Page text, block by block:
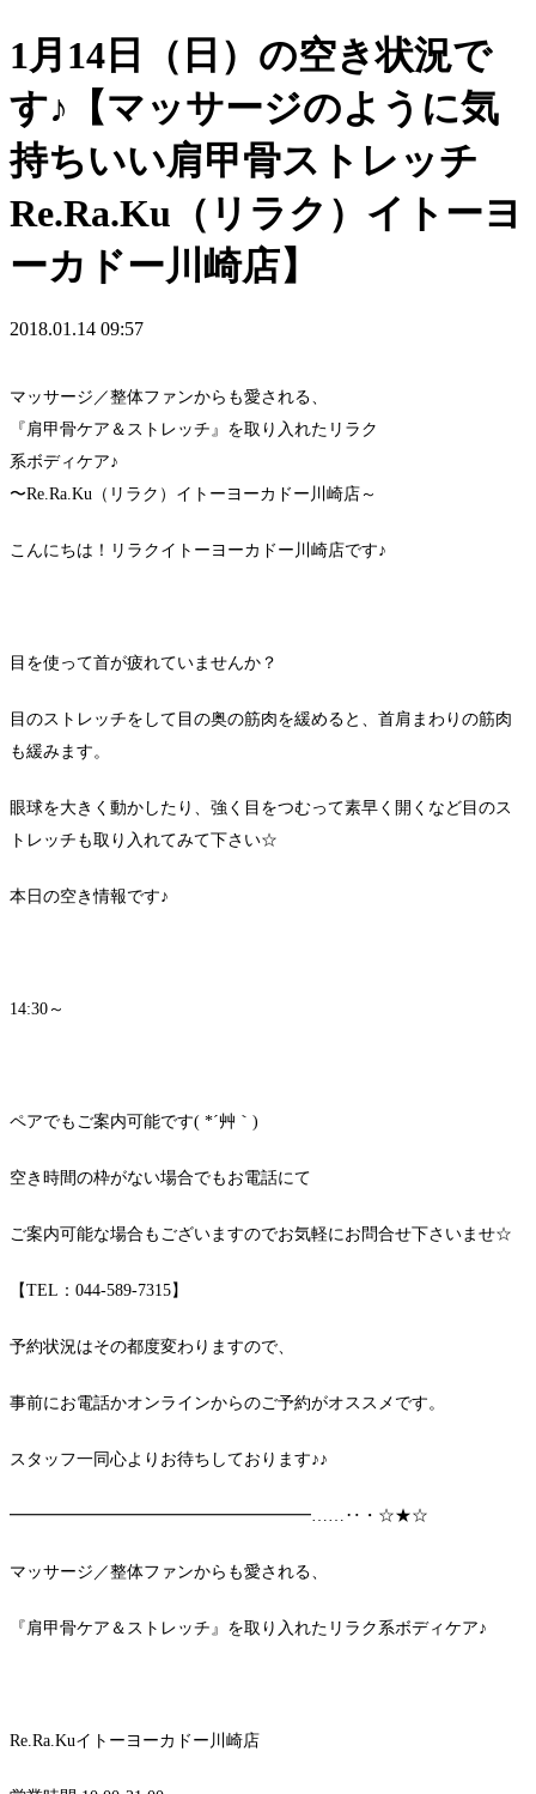
1月14日（日）の空き状況で
す♪【マッサージのように気
持ちいい肩甲骨ストレッチ
Re.Ra.Ku（リラク）イトーヨ
ーカドー川崎店】
2018.01.14 09:57
マッサージ／整体ファンからも愛される、
『肩甲骨ケア＆ストレッチ』を取り入れたリラク
系ボディケア♪
〜Re.Ra.Ku（リラク）イトーヨーカドー川崎店～
こんにちは！リラクイトーヨーカドー川崎店です♪
目を使って首が疲れていませんか？
目のストレッチをして目の奥の筋肉を緩めると、首肩まわりの筋肉
も緩みます。
眼球を大きく動かしたり、強く目をつむって素早く開くなど目のス
トレッチも取り入れてみて下さい☆
本日の空き情報です♪
14:30～
ペアでもご案内可能です( *´艸｀)
空き時間の枠がない場合でもお電話にて
ご案内可能な場合もございますのでお気軽にお問合せ下さいませ☆
【TEL：044-589-7315】
予約状況はその都度変わりますので、
事前にお電話かオンラインからのご予約がオススメです。
スタッフ一同心よりお待ちしております♪♪
━━━━━━━━━━━━━━━━━━……‥・☆★☆
マッサージ／整体ファンからも愛される、
『肩甲骨ケア＆ストレッチ』を取り入れたリラク系ボディケア♪
Re.Ra.Kuイトーヨーカドー川崎店